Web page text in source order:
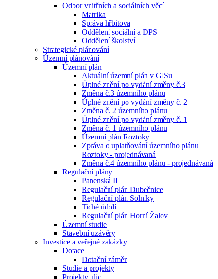
Odbor vnitřních a sociálních věcí
Matrika
Správa hřbitova
Oddělení sociální a DPS
Oddělení školství
Strategické plánování
Územní plánování
Územní plán
Aktuální územní plán v GISu
Úplné znění po vydání změny č.3
Změna č.3 územního plánu
Úplné znění po vydání změny č. 2
Změna č. 2 územního plánu
Úplné znění po vydání změny č. 1
Změna č. 1 územního plánu
Územní plán Roztoky
Zpráva o uplatňování územního plánu
Roztoky - projednávaná
Změna č.4 územního plánu - projednávaná
Regulační plány
Panenská II
Regulační plán Dubečnice
Regulační plán Solníky
Tiché údolí
Regulační plán Horní Žalov
Územní studie
Stavební uzávěry
Investice a veřejné zakázky
Dotace
Dotační záměr
Studie a projekty
Projekty ulic